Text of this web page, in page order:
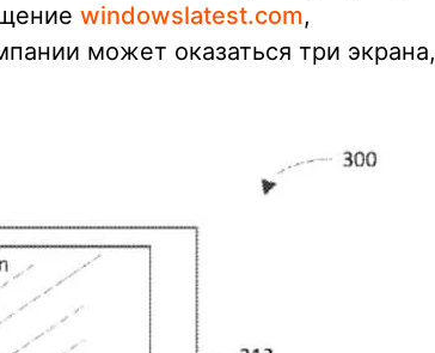
windowslatest.com,
может оказаться три экрана,